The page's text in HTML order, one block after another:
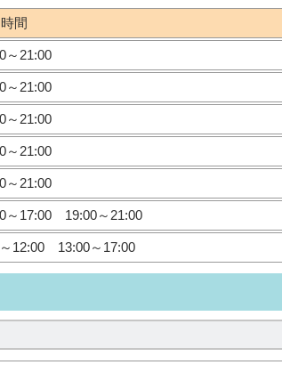
間
～21:00
～21:00
～21:00
～21:00
～21:00
～17:00 19:00～21:00
12:00 13:00～17:00